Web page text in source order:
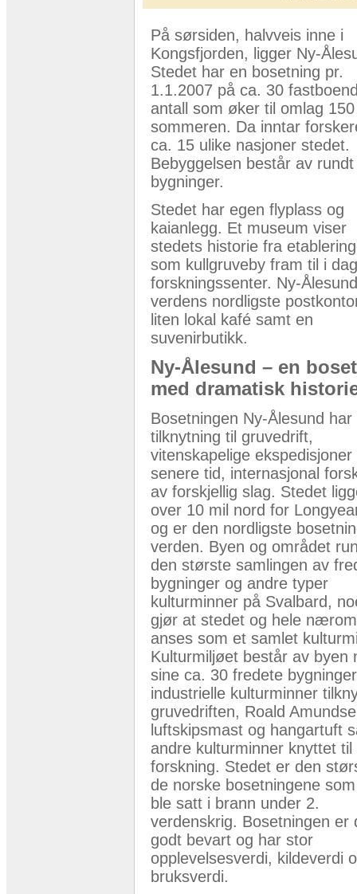
På sørsiden, halvveis inne i
Kongsfjorden, ligger Ny-
Stedet har en bosetning pr.
1.1.2007 på ca. 30
antall som øker til omlag
sommeren. Da inntar
ca. 15 ulike nasjoner stedet.
Bebyggelsen består av
bygninger.
Stedet har egen flyplass og
kaianlegg. Et museum viser
stedets historie fra
som kullgruveby fram til i
forskningssenter. Ny-
verdens nordligste
liten lokal kafé samt en
suvenirbutikk.
Ny-Ålesund – en
med dramatisk
Bosetningen Ny-Ålesund har
tilknytning til gruvedrift,
vitenskapelige ekspedisjoner
senere tid, internasjonal
av forskjellig slag. Stedet
over 10 mil nord for
og er den nordligste
verden. Byen og området
den største samlingen av
bygninger og andre typer
kulturminner på Svalbard,
gjør at stedet og hele
anses som et samlet
Kulturmiljøet består av byen
sine ca. 30 fredete
industrielle kulturminner
gruvedriften, Roald
luftskipsmast og hangartuft
andre kulturminner knyttet til
forskning. Stedet er den
de norske bosetningene
ble satt i brann under 2.
verdenskrig. Bosetningen er
godt bevart og har stor
opplevelsesverdi, kildeverdi
bruksverdi.